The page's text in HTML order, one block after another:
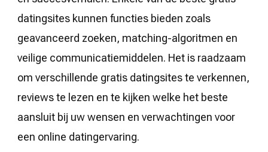
datingsites kunnen functies bieden zoals
geavanceerd zoeken, matching-algoritmen en
veilige communicatiemiddelen. Het is raadzaam
om verschillende gratis datingsites te verkennen,
reviews te lezen en te kijken welke het beste
aansluit bij uw wensen en verwachtingen voor
een online datingervaring.